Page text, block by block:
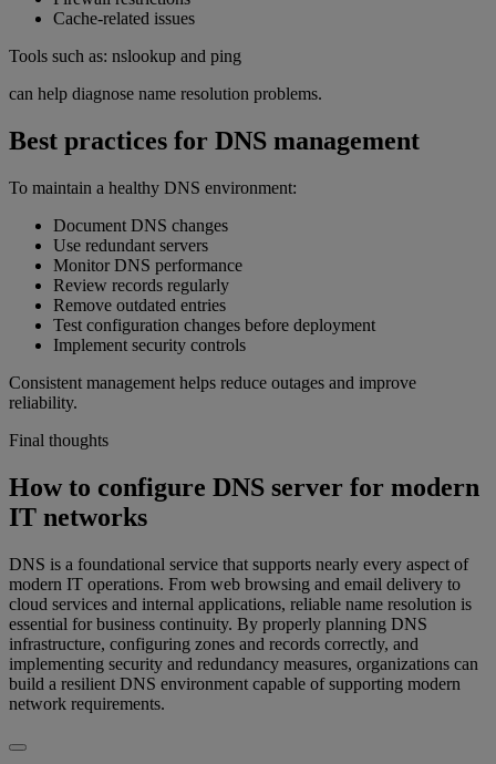
Cache-related issues
Tools such as: nslookup and ping
can help diagnose name resolution problems.
Best practices for DNS management
To maintain a healthy DNS environment:
Document DNS changes
Use redundant servers
Monitor DNS performance
Review records regularly
Remove outdated entries
Test configuration changes before deployment
Implement security controls
Consistent management helps reduce outages and improve
reliability.
Final thoughts
How to configure DNS server for modern
IT networks
DNS is a foundational service that supports nearly every aspect of
modern IT operations. From web browsing and email delivery to
cloud services and internal applications, reliable name resolution is
essential for business continuity. By properly planning DNS
infrastructure, configuring zones and records correctly, and
implementing security and redundancy measures, organizations can
build a resilient DNS environment capable of supporting modern
network requirements.